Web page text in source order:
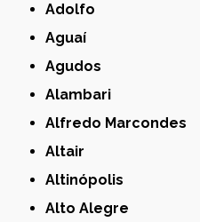
Adolfo
Aguaí
Agudos
Alambari
Alfredo Marcondes
Altair
Altinópolis
Alto Alegre